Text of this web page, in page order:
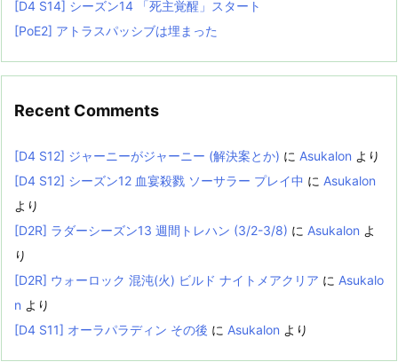
[D4 S14] シーズン14 「死主覚醒」スタート
[PoE2] アトラスパッシブは埋まった
Recent Comments
[D4 S12] ジャーニーがジャーニー (解決案とか) に Asukalon より
[D4 S12] シーズン12 血宴殺戮 ソーサラー プレイ中 に Asukalon
より
[D2R] ラダーシーズン13 週間トレハン (3/2-3/8) に Asukalon よ
り
[D2R] ウォーロック 混沌(火) ビルド ナイトメアクリア に Asukalo
n より
[D4 S11] オーラパラディン その後 に Asukalon より